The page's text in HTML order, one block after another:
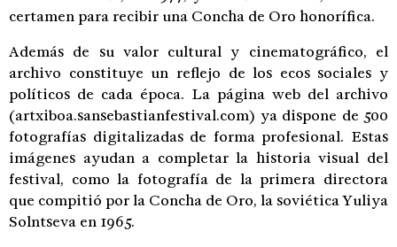
certamen para recibir una Concha de Oro honorífica.
Además de su valor cultural y cinematográfico, el
archivo constituye un reflejo de los ecos sociales y
políticos de cada época. La página web del archivo
(artxiboa.sansebastianfestival.com) ya dispone de 500
fotografías digitalizadas de forma profesional. Estas
imágenes ayudan a completar la historia visual del
festival, como la fotografía de la primera directora
que compitió por la Concha de Oro, la soviética Yuliya
Solntseva en 1965.